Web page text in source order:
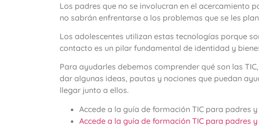
Los padres que no se involucran en el acercamiento
no sabrán enfrentarse a los problemas que se les
Los adolescentes utilizan estas tecnologías porque
contacto es un pilar fundamental de identidad y
Para ayudarles debemos comprender qué son las
dar algunas ideas, pautas y nociones que puedan
llegar junto a ellos.
Accede a la guía de formación TIC para padres
Accede a la guía de formación TIC para padres